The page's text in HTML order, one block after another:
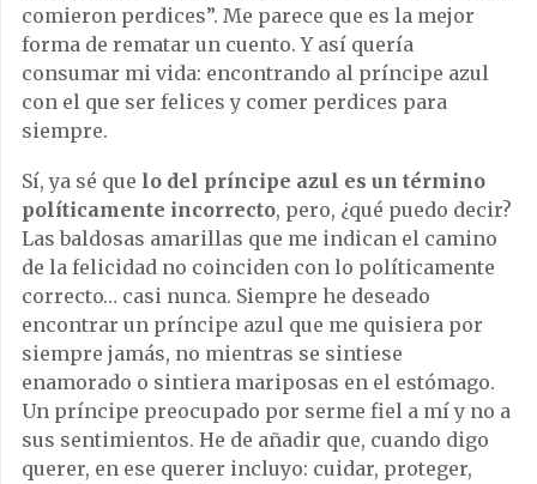
comieron perdices”. Me parece que es la mejor
forma de rematar un cuento. Y así quería
consumar mi vida: encontrando al príncipe azul
con el que ser felices y comer perdices para
siempre.
Sí, ya sé que lo del príncipe azul es un término
políticamente incorrecto, pero, ¿qué puedo decir?
Las baldosas amarillas que me indican el camino
de la felicidad no coinciden con lo políticamente
correcto… casi nunca. Siempre he deseado
encontrar un príncipe azul que me quisiera por
siempre jamás, no mientras se sintiese
enamorado o sintiera mariposas en el estómago.
Un príncipe preocupado por serme fiel a mí y no a
sus sentimientos. He de añadir que, cuando digo
querer, en ese querer incluyo: cuidar, proteger,